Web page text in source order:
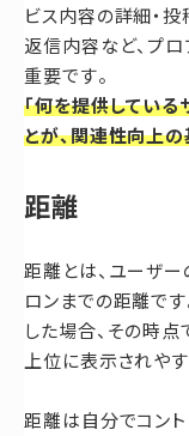
ビス内容の詳細・
返信内容など、プ
重要です。
「何を提供してい
とが、関連性向上の
距離
距離とは、ユーザ
ロンまでの距離です
した場合、その時
上位に表示されやす
距離は自分でコン